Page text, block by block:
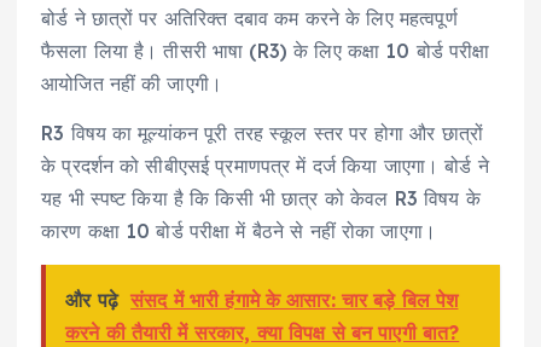
बोर्ड ने छात्रों पर अतिरिक्त दबाव कम करने के लिए महत्वपूर्ण
फैसला लिया है। तीसरी भाषा (R3) के लिए कक्षा 10 बोर्ड परीक्षा
आयोजित नहीं की जाएगी।
R3 विषय का मूल्यांकन पूरी तरह स्कूल स्तर पर होगा और छात्रों
के प्रदर्शन को सीबीएसई प्रमाणपत्र में दर्ज किया जाएगा। बोर्ड ने
यह भी स्पष्ट किया है कि किसी भी छात्र को केवल R3 विषय के
कारण कक्षा 10 बोर्ड परीक्षा में बैठने से नहीं रोका जाएगा।
और पढ़े संसद में भारी हंगामे के आसार: चार बड़े बिल पेश
करने की तैयारी में सरकार, क्या विपक्ष से बन पाएगी बात?